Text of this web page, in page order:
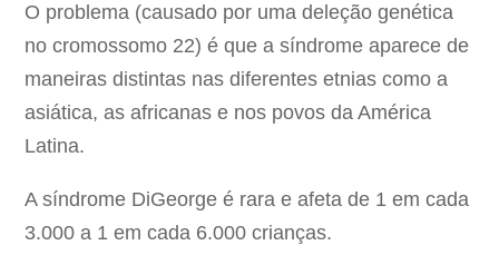
O problema (causado por uma deleção genética
no cromossomo 22) é que a síndrome aparece de
maneiras distintas nas diferentes etnias como a
asiática, as africanas e nos povos da América
Latina.
A síndrome DiGeorge é rara e afeta de 1 em cada
3.000 a 1 em cada 6.000 crianças.